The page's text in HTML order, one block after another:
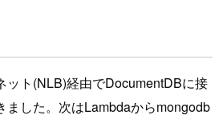
ット(NLB)経由でDocumentDBに接
ました。次はLambdaからmongodb